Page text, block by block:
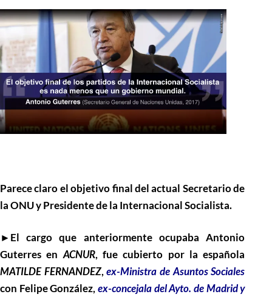
Parece claro el objetivo final del actual Secretario de
la ONU y Presidente de la Internacional Socialista.
►El cargo que anteriormente ocupaba Antonio
Guterres enACNUR, fue cubierto por la española
MATILDE FERNANDEZ,ex-Ministra de Asuntos Sociales
con Felipe González,ex-concejala del Ayto. de Madrid y